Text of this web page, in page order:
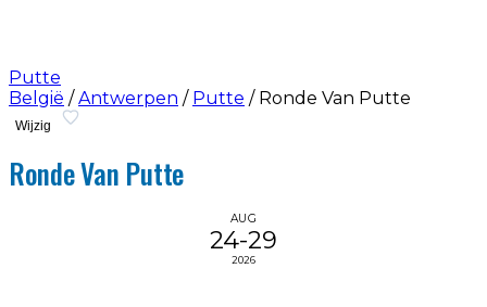
Putte
België / Antwerpen / Putte / Ronde Van Putte
Wijzig
Ronde Van Putte
AUG
24-29
2026